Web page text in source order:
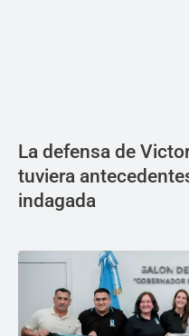
La defensa de
tuviera
indagada